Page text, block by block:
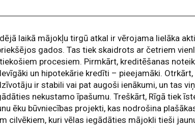
laikā mājokļu tirgū atkal ir vērojama lielāka
gados. Tas tiek skaidrots ar četriem
procesiem. Pirmkārt, kreditēšanas
un hipotekārie kredīti – pieejamāki.
ir stabili vai pat augoši ienākumi, un tas
nekustamo īpašumu. Treškārt, Rīgā tiek
ēku būvniecības projekti, kas nodrošina
cilvēkiem, kuri vēlas iegādāties mājokli tieši